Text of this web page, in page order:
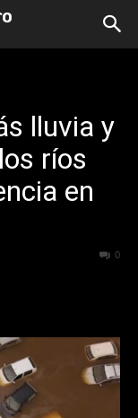
lluvia y
ríos
en
0